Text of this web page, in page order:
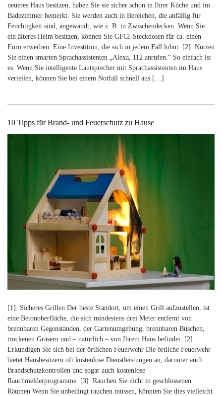
neueres Haus besitzen, haben Sie sie sicher schon in Ihrer Küche und im
Badezimmer bemerkt. Sie werden auch in Bereichen, die anfällig für
Feuchtigkeit sind, angewandt, wie z. B. in Zwischendecken. Wenn Sie
ein älteres Heim besitzen, können Sie GFCI-Steckdosen für ca. einen
Euro erwerben. Eine Investition, die sich in jedem Fall lohnt. [2] Nutzen
Sie einen smarten Sprachassistenten „Alexa, 112 anrufen.“ So einfach ist
es. Wenn Sie intelligente Lautsprecher mit Sprachassistenten im Haus
verteilen, können Sie bei einem Notfall schnell aus […]
10 Tipps für Brand- und Feuerschutz zu Hause
[1] Sicheres Grillen Der beste Standort, um einen Grill aufzustellen, ist
eine Betonoberfläche, die sich mindestens drei Meter entfernt von
brennbaren Gegenständen, der Gartenumgebung, brennbaren Büschen,
trockenen Gräsern und – natürlich – von Ihrem Haus befindet. [2]
Erkundigen Sie sich bei der örtlichen Feuerwehr Die örtliche Feuerwehr
bietet Hausbesitzern oft kostenlose Dienstleistungen an, darunter auch
Brandschutzkontrollen und sogar auch kostenlose
Rauchmelderprogramme. [3] Rauchen Sie nicht in geschlossenen
Räumen Wenn Sie unbedingt rauchen müssen, könnten Sie dies vielleicht